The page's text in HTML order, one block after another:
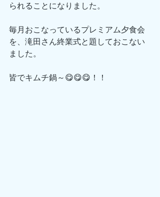
られることになりました。
毎月おこなっているプレミアム夕食会
を、滝田さん終業式と題しておこない
ました。
皆でキムチ鍋～😋😋😋！！